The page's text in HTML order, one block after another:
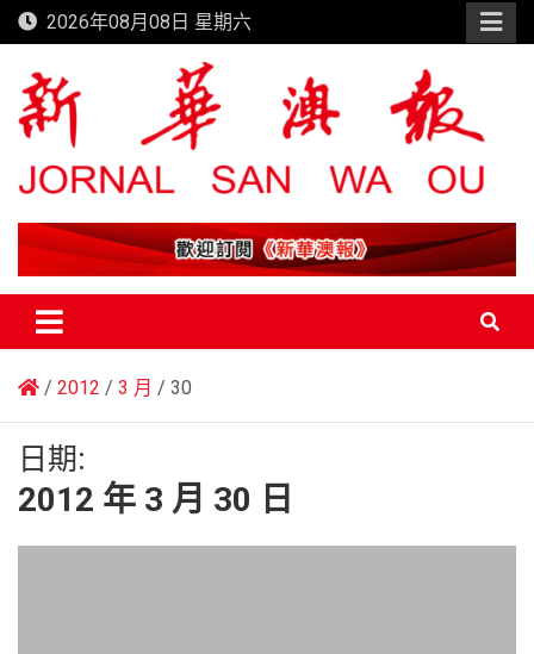
Skip
to
content
2026年08月08日 星期六
新華澳報
2012 3 月 30
日期:
2012 年 3 月 30 日